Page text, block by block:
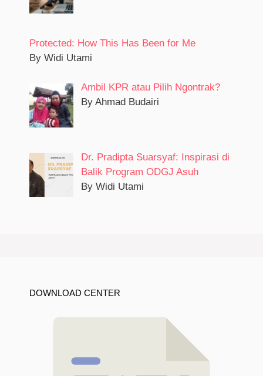
Protected: How This Has Been for Me
By Widi Utami
Ambil KPR atau Pilih Ngontrak?
By Ahmad Budairi
Dr. Pradipta Suarsyaf: Inspirasi di
Balik Program ODGJ Asuh
By Widi Utami
DOWNLOAD CENTER